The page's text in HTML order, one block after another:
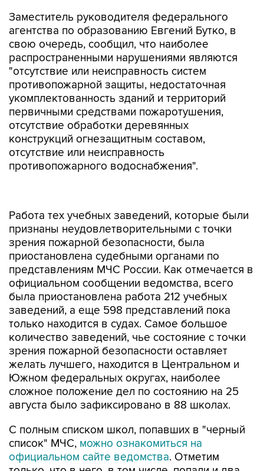
Заместитель руководителя федерального
агентства по образованию Евгений Бутко, в
свою очередь, сообщил, что наиболее
распространенными нарушениями являются
"отсутствие или неисправность систем
противопожарной защиты, недостаточная
укомплектованность зданий и территорий
первичными средствами пожаротушения,
отсутствие обработки деревянных
конструкций огнезащитным составом,
отсутствие или неисправность
противопожарного водоснабжения".
зрения пожарной безопасности, была
приостановлена судебными органами по
представлениям МЧС России. Как отмечается в
официальном сообщении ведомства, всего
была приостановлена работа 212 учебных
заведений, а еще 598 представлений пока
только находится в судах. Самое большое
количество заведений, чье состояние с точки
зрения пожарной безопасности оставляет
желать лучшего, находится в Центральном и
Южном федеральных округах, наиболее
сложное положение дел по состоянию на 25
августа было зафиксировано в 88 школах.
С полным списком школ, попавших в "черный
официальном сайте ведомства. Отметим
только, что в него, в том числе, попали и два
столичных учебных заведения.